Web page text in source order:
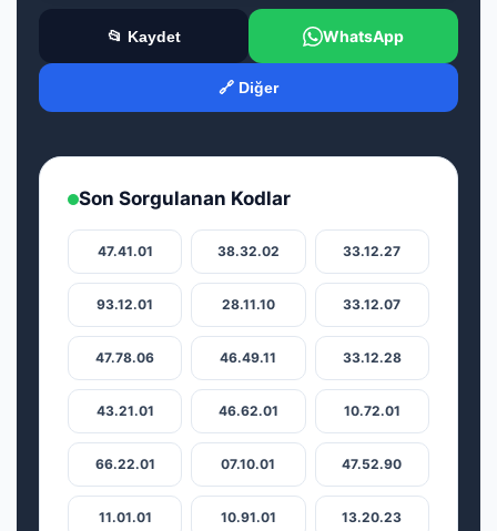
📂 Kaydet WhatsApp
🔗 Diğer
Son Sorgulanan Kodlar
47.41.01 38.32.02 33.12.27
93.12.01 28.11.10 33.12.07
47.78.06 46.49.11 33.12.28
43.21.01 46.62.01 10.72.01
66.22.01 07.10.01 47.52.90
11.01.01 10.91.01 13.20.23